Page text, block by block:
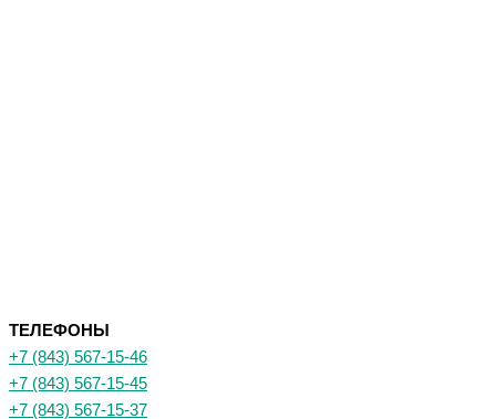
ТЕЛЕФОНЫ
+7 (843) 567-15-46
+7 (843) 567-15-45
+7 (843) 567-15-37